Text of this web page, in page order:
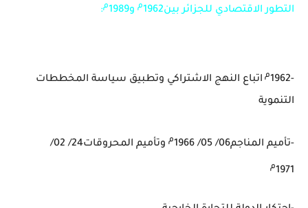
التطور الاقتصادي للجزائر بين1962 م و1989 م:
-1962 م اتباع النهج الاشتراكي وتطبيق سياسة المخططات
التنموية
-تأميم المناجم06/ 05/ 1966 م وتأميم المحروقات24/ 02/
1971م